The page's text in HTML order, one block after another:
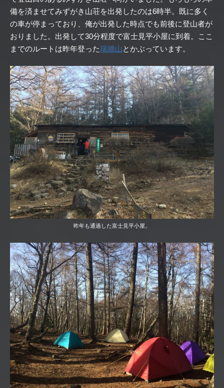
備を済ませてみずがき山荘を出発したのは6時半。既に多く
の車が停まっており、俺が出発した時点でも前後に登山者が
おりました。出発して30分程度で富士見平小屋に到着。ここ
までのルートは昨年登った瑞牆山とかぶっています。
昨年も通過した富士見平小屋。